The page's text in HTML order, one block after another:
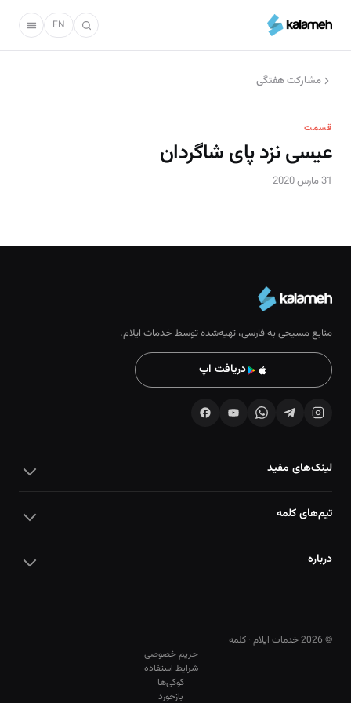
محتوای
EN
مشارکت هفتگی
قسمت
عیسی نزد پای شاگردان
31 مارس 2020
منابع مسیحی به فارسی، تهیه‌شده توسط خدمات ایلام.
دریافت اپ
لینک‌های مفید
تیم‌های کلمه
درباره
© 2026 خدمات ایلام · کلمه
حریم خصوصی
شرایط استفاده
کوکی‌ها
بازخورد
10